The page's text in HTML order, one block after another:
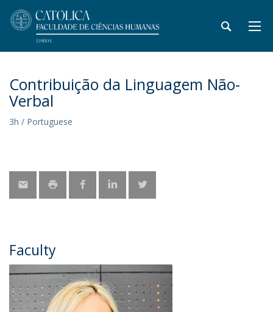
Contribuição da Linguagem Não-
Verbal
3h / Portuguese
Faculty